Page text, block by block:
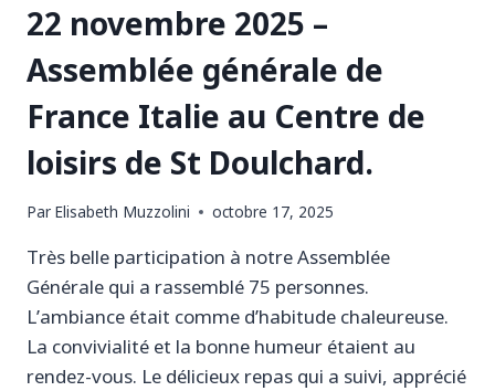
22 novembre 2025 –
Assemblée générale de
France Italie au Centre de
loisirs de St Doulchard.
Par Elisabeth Muzzolini octobre 17, 2025
Très belle participation à notre Assemblée
Générale qui a rassemblé 75 personnes.
L’ambiance était comme d’habitude chaleureuse.
La convivialité et la bonne humeur étaient au
rendez-vous. Le délicieux repas qui a suivi, apprécié